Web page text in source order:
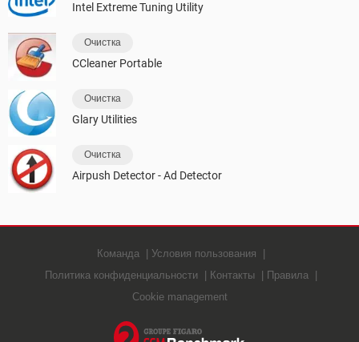
Intel Extreme Tuning Utility
Очистка
CCleaner Portable
Очистка
Glary Utilities
Очистка
Airpush Detector - Ad Detector
Команда
Условия пользования
Политика конфиденциальности
Контакты
Правила
Cookie management